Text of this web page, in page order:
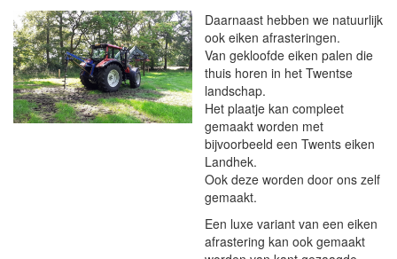
Daarnaast hebben we natuurlijk
ook eiken afrasteringen.
Van gekloofde eiken palen die
thuis horen in het Twentse
landschap.
Het plaatje kan compleet
gemaakt worden met
bijvoorbeeld een Twents eiken
Landhek.
Ook deze worden door ons zelf
gemaakt.
Een luxe variant van een eiken
afrastering kan ook gemaakt